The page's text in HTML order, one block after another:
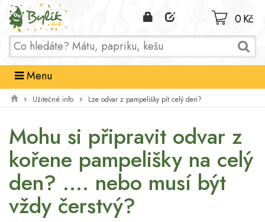
Domů
0 Kč
Menu
Užitečné info Lze odvar z pampelišky pít celý den?
Mohu si připravit odvar z
kořene pampelišky na celý
den? .... nebo musí být
vždy čerstvý?